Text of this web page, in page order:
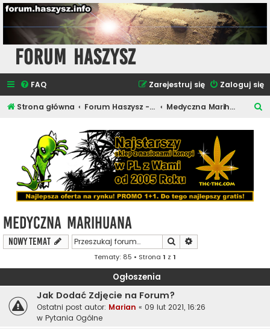
Forum Haszysz
FAQ Zaloguj się
Zarejestruj się
Strona główna Forum Haszysz - Newsy i Artykuły Medyczna Marihuana
Medyczna Marihuana
NOWY TEMAT Szukaj
Tematy: 85 • Strona 1 z 1
Ogłoszenia
Jak Dodać Zdjęcie na Forum?
Ostatni post autor: Marian « 09 lut 2021, 16:26
w Pytania Ogólne